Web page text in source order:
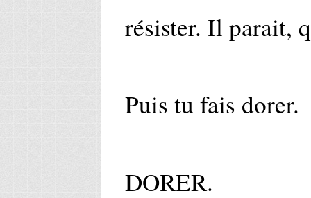
résister. Il parait,
Puis tu fais dorer.
DORER.